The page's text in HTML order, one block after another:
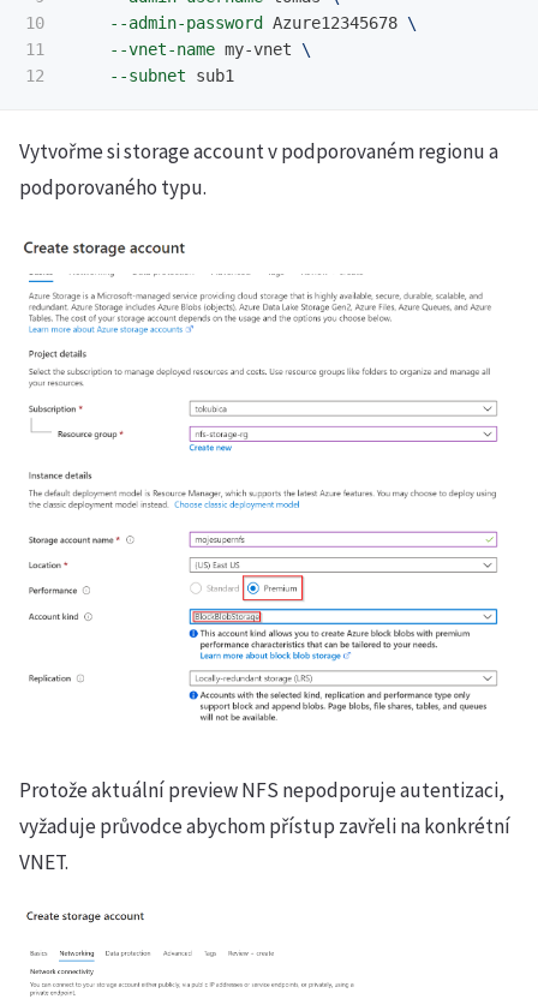
10
11
--admin-password
Azure12345678 \
--vnet-name my-vnet \
--subnet
Vytvořme si storage account v podporovaném regionu a
podporovaného typu.
Protože aktuální preview NFS nepodporuje autentizaci,
vyžaduje průvodce abychom přístup zavřeli na konkrétní
VNET.